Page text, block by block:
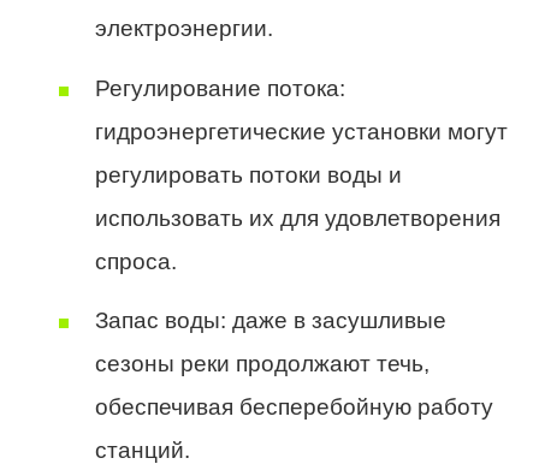
электроэнергии.
Регулирование потока:
гидроэнергетические установки могут
регулировать потоки воды и
использовать их для удовлетворения
спроса.
Запас воды: даже в засушливые
сезоны реки продолжают течь,
обеспечивая бесперебойную работу
станций.